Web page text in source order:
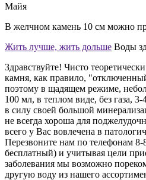
Майя
В желчном камень 10 см можно
Жить лучше, жить дольше Воды
Здравствуйте! Чисто
камня, как правило,
поэтому в щадящем режиме,
100 мл, в теплом виде, без газа,
в силу своей большой
не всегда хороша для
всего у Вас вовлечена в
Перезвоните нам по телефонам 8-
бесплатный) и учитывая цели
заболевания мы возможно
другую воду из нашего